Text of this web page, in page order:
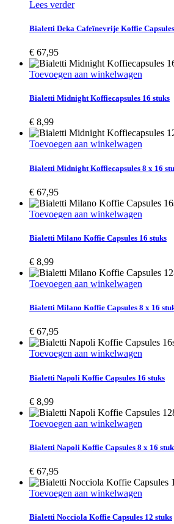
Lees verder
Bialetti Deka Cafeïnevrije Koffie
€ 67,95
Toevoegen aan winkelwagen
Bialetti Midnight Koffiecapsules 16 stuks
€ 8,99
Toevoegen aan winkelwagen
Bialetti Midnight Koffiecapsules 8 x 16
€ 67,95
Toevoegen aan winkelwagen
Bialetti Milano Koffie Capsules 16 stuks
€ 8,99
Toevoegen aan winkelwagen
Bialetti Milano Koffie Capsules 8 x 16
€ 67,95
Toevoegen aan winkelwagen
Bialetti Napoli Koffie Capsules 16 stuks
€ 8,99
Toevoegen aan winkelwagen
Bialetti Napoli Koffie Capsules 8 x 16
€ 67,95
Toevoegen aan winkelwagen
Bialetti Nocciola Koffie Capsules 12 stuks